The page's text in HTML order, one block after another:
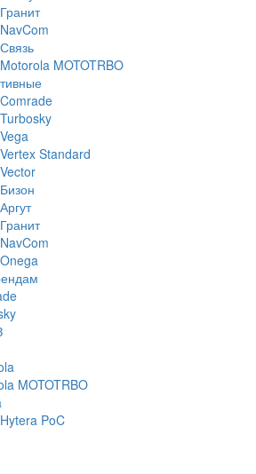
Гранит
NavCom
Связь
Motorola MOTOTRBO
Comrade
Turbosky
Vega
Vertex Standard
Vector
Бизон
Аргут
Гранит
NavCom
Onega
MOTOTRBO
Hytera PoC